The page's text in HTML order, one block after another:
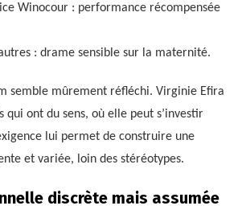
Winocour : performance récompensée
: drame sensible sur la maternité.
semble mûrement réfléchi. Virginie Efira
qui ont du sens, où elle peut s’investir
lui permet de construire une
et variée, loin des stéréotypes.
discrète mais assumée